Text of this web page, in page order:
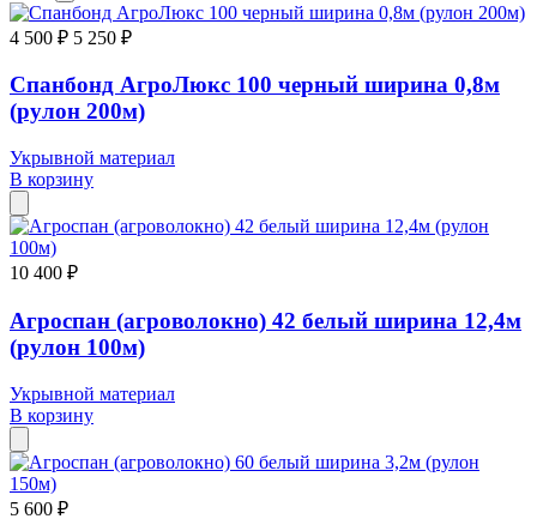
4 500 ₽ 5 250 ₽
Спанбонд АгроЛюкс 100 черный ширина 0,8м
(рулон 200м)
Укрывной материал
В корзину
10 400 ₽
Агроспан (агроволокно) 42 белый ширина 12,4м
(рулон 100м)
Укрывной материал
В корзину
5 600 ₽